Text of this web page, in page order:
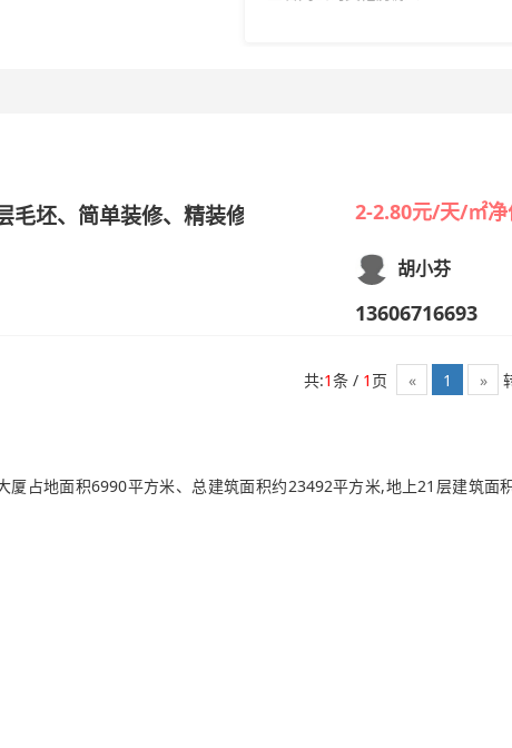
毛坯、简单装修、精装修 2-2.80元/天/㎡净
胡小芬
13606716693
共:1条 / 1 页 « 1 »
占地面积6990平方米、总建筑面积约23492平方米,地上21层建筑面